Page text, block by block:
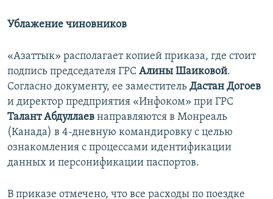
Ублажение чиновников
«Азаттык» располагает копией приказа, где стоит
подпись председателя ГРС Алины Шаиковой.
Согласно документу, ее заместитель Дастан Догоев
и директор предприятия «Инфоком» при ГРС
Талант Абдуллаев направляются в Монреаль
(Канада) в 4-дневную командировку с целью
ознакомления с процессами идентификации
данных и персонификации паспортов.
В приказе отмечено, что все расходы по поездке